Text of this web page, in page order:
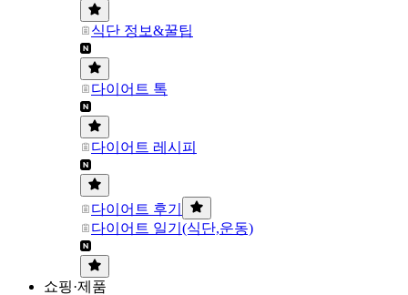
식단 정보&꿀팁
다이어트 톡
다이어트 레시피
다이어트 후기
다이어트 일기(식단,운동)
쇼핑·제품